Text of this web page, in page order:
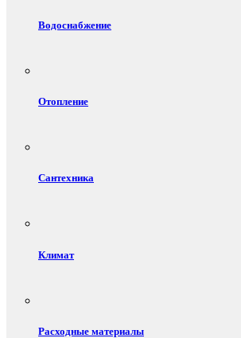
Водоснабжение
Отопление
Сантехника
Климат
Расходные материалы